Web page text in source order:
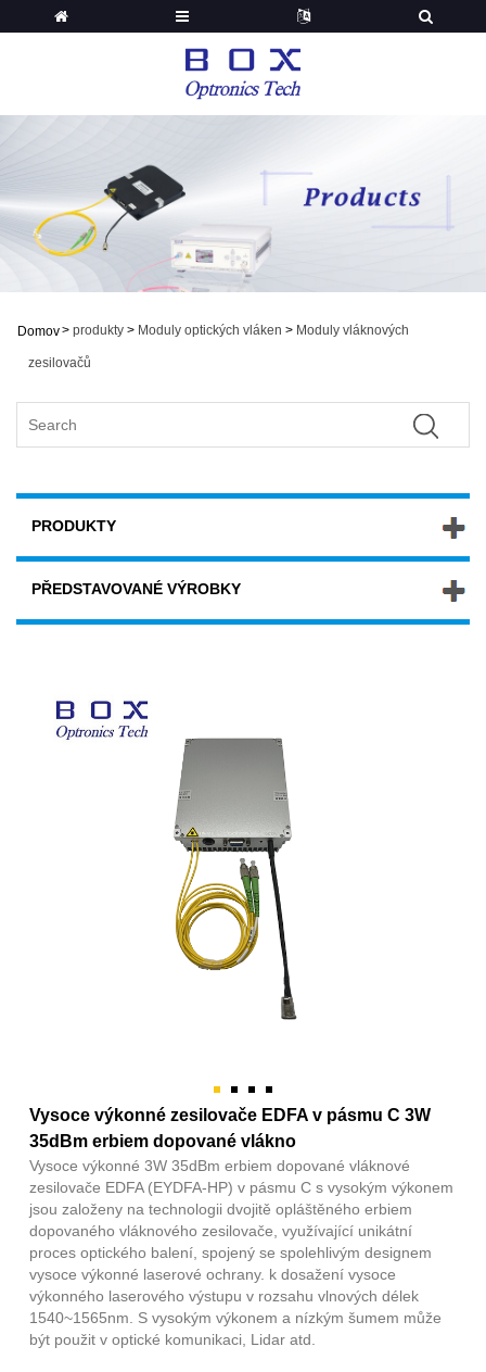
Domov> produkty > Moduly optických vláken > Moduly vláknových
zesilovačů
PRODUKTY
PŘEDSTAVOVANÉ VÝROBKY
Vysoce výkonné zesilovače EDFA v pásmu C 3W
35dBm erbiem dopované vlákno
Vysoce výkonné 3W 35dBm erbiem dopované vláknové
zesilovače EDFA (EYDFA-HP) v pásmu C s vysokým výkonem
jsou založeny na technologii dvojitě opláštěného erbiem
dopovaného vláknového zesilovače, využívající unikátní
proces optického balení, spojený se spolehlivým designem
vysoce výkonné laserové ochrany. k dosažení vysoce
výkonného laserového výstupu v rozsahu vlnových délek
1540~1565nm. S vysokým výkonem a nízkým šumem může
být použit v optické komunikaci, Lidar atd.